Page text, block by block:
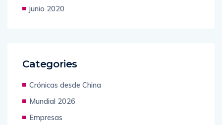
junio 2020
Categories
Crónicas desde China
Mundial 2026
Empresas